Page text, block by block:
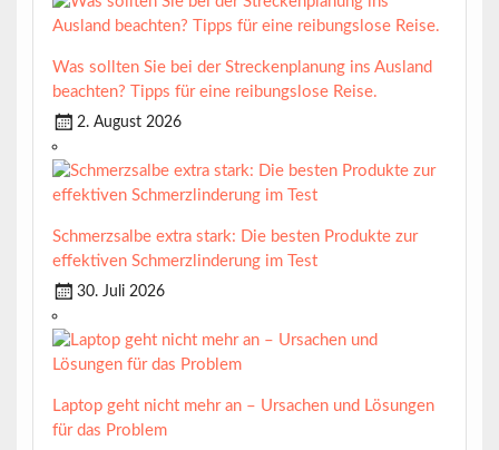
Was sollten Sie bei der Streckenplanung ins Ausland
beachten? Tipps für eine reibungslose Reise.
2. August 2026
Schmerzsalbe extra stark: Die besten Produkte zur
effektiven Schmerzlinderung im Test
30. Juli 2026
Laptop geht nicht mehr an – Ursachen und Lösungen
für das Problem